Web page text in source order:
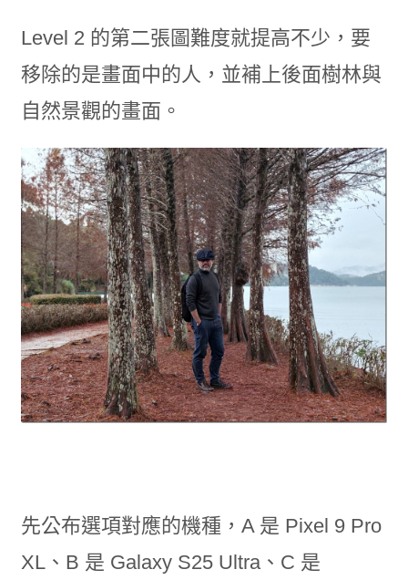
Level 2 的第二張圖難度就提高不少，要
移除的是畫面中的人，並補上後面樹林與
自然景觀的畫面。
先公布選項對應的機種，A 是 Pixel 9 Pro
XL、B 是 Galaxy S25 Ultra、C 是